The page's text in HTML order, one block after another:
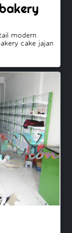
modern
cake jajan